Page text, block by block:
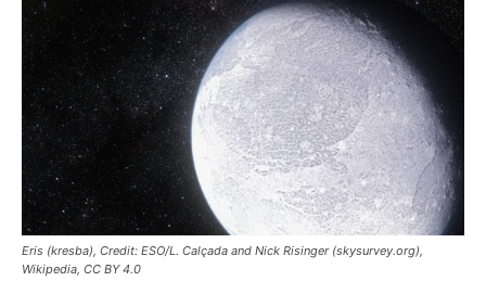
Eris (kresba), Credit: ESO/L. Calçada and Nick Risinger (skysurvey.org),
Wikipedia, CC BY 4.0